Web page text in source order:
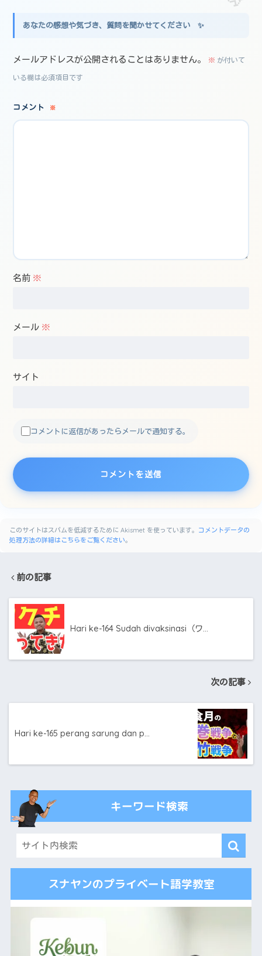
メールアドレスが公開されることはありません。 ※ が付いて
いる欄は必須項目です
コメント ※
名前 ※
メール ※
サイト
コメントに返信があったらメールで通知する。
このサイトはスパムを低減するために Akismet を使っています。 コメントデータの
処理方法の詳細はこちらをご覧ください。
前の記事
Hari ke-164 Sudah divaksinasi（ワ…
次の記事
Hari ke-165 perang sarung dan p…
キーワード検索
スナヤンのプライベート語学教室